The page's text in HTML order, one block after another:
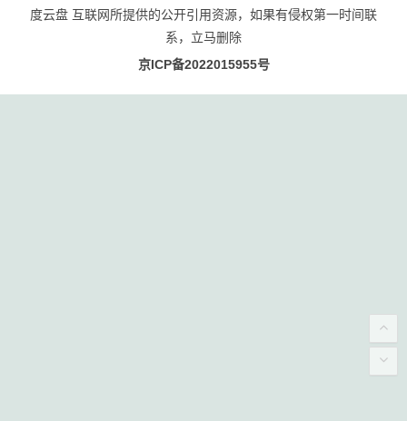
度云盘 互联网所提供的公开引用资源，如果有侵权第一时间联
系，立马删除
京ICP备2022015955号